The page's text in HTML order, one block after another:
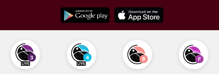
content